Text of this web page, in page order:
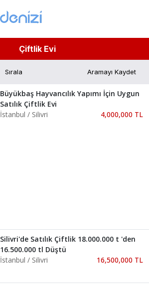
Çiftlik Evi
Aramayı Kaydet
Büyükbaş Hayvancılık Yapımı İçin Uygun
Satılık Çiftlik Evi
İstanbul / Silivri
4,000,000 TL
Silivri'de Satılık Çiftlik 18.000.000 t 'den
16.500.000 tl Düştü
İstanbul / Silivri
16,500,000 TL